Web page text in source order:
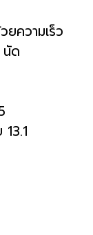
ความเร็ว
นัด